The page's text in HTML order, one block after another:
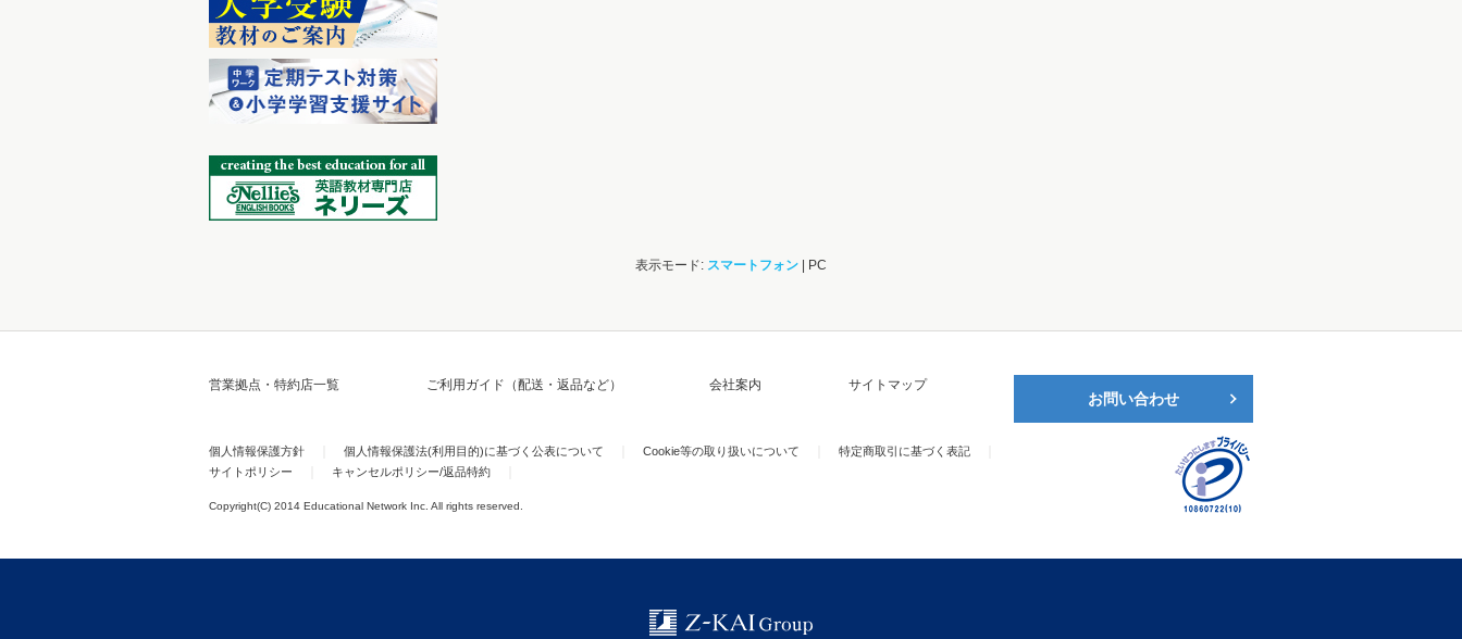
表示モード: スマートフォン | PC
営業拠点・特約店一覧 ご利用ガイド（配送・返品など） 会社案内 サイトマップ
お問い合わせ
個人情報保護方針 個人情報保護法(利用目的)に基づく公表について Cookie等の取り扱いについて
特定商取引に基づく表記
サイトポリシー
キャンセルポリシー/返品特約
Copyright(C) 2014 Educational Network Inc. All rights reserved.